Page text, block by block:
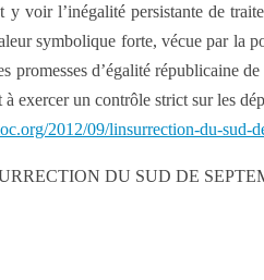
y voir l’inégalité persistante de
symbolique forte, vécue par la
promesses d’égalité républicaine
exercer un contrôle strict sur les
2012/09/linsurrection-du-sud-
DU SUD DE